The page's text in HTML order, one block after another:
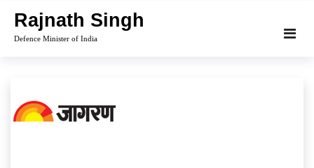
content
Rajnath Singh
Defence Minister of India